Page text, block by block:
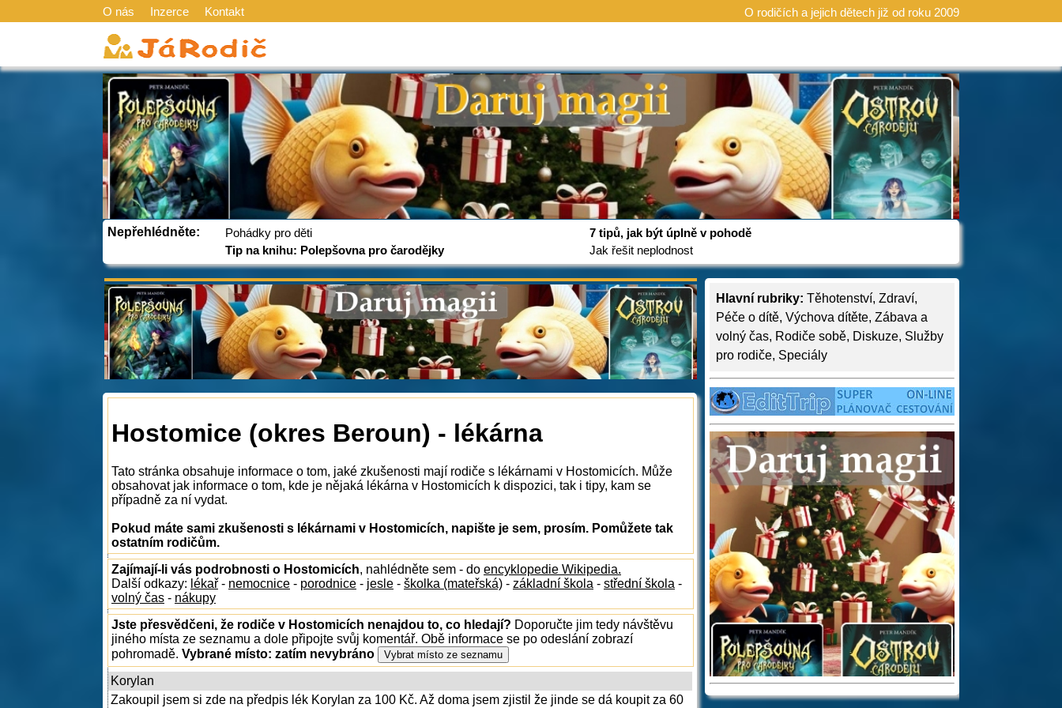
O nás Inzerce Kontakt O rodičích a jejich dětech již od roku 2009
Nepřehlédněte:
Pohádky pro děti
Tip na knihu: Polepšovna pro čarodějky
7 tipů, jak být úplně v pohodě
Jak řešit neplodnost
Hlavní rubriky: Těhotenství, Zdraví,
Péče o dítě, Výchova dítěte, Zábava a
volný čas, Rodiče sobě, Diskuze, Služby
pro rodiče, Speciály
Hostomice (okres Beroun) - lékárna
Tato stránka obsahuje informace o tom, jaké zkušenosti mají rodiče s lékárnami v Hostomicích. Může
obsahovat jak informace o tom, kde je nějaká lékárna v Hostomicích k dispozici, tak i tipy, kam se
případně za ní vydat.
Pokud máte sami zkušenosti s lékárnami v Hostomicích, napište je sem, prosím. Pomůžete tak
ostatním rodičům.
Zajímají-li vás podrobnosti o Hostomicích, nahlédněte sem - do encyklopedie Wikipedia.
Další odkazy: lékař - nemocnice - porodnice - jesle - školka (mateřská) - základní škola - střední škola -
volný čas - nákupy
Jste přesvědčeni, že rodiče v Hostomicích nenajdou to, co hledají? Doporučte jim tedy návštěvu
jiného místa ze seznamu a dole připojte svůj komentář. Obě informace se po odeslání zobrazí
pohromadě. Vybrané místo: zatím nevybráno
Korylan
Zakoupil jsem si zde na předpis lék Korylan za 100 Kč. Až doma jsem zjistil že jinde se dá koupit za 60